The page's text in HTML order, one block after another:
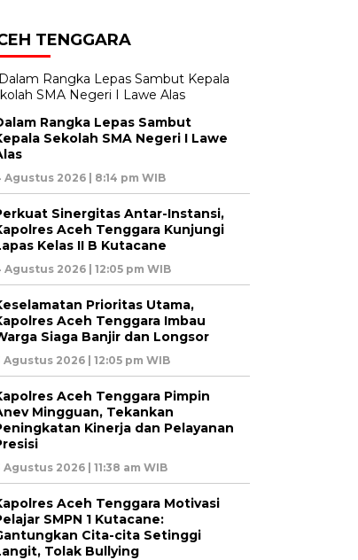
TENGGARA
Rangka Lepas Sambut
Sekolah SMA Negeri I Lawe
Agustus 2026 | 8:14 pm WIB
Sinergitas Antar-Instansi,
Aceh Tenggara Kunjungi
Kelas II B Kutacane
Agustus 2026 | 12:05 pm WIB
Prioritas Utama,
Aceh Tenggara Imbau
Siaga Banjir dan Longsor
Agustus 2026 | 12:05 pm WIB
Aceh Tenggara Pimpin
Mingguan, Tekankan
Kinerja dan Pelayanan
Agustus 2026 | 11:38 am WIB
Aceh Tenggara Motivasi
SMPN 1 Kutacane:
Cita-cita Setinggi
Tolak Bullying